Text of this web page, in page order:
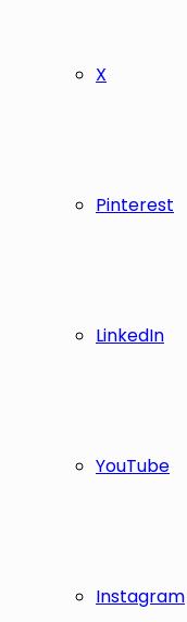
X
Pinterest
LinkedIn
YouTube
Instagram